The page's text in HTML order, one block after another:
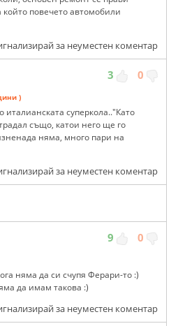
който повечето автомобили
за неуместен коментар
3 0
)
италианската суперкола.."Като
също, катои него ще го
няма, много пари на
за неуместен коментар
9 0
няма да си счупя Ферари-то :)
да имам такова :)
за неуместен коментар